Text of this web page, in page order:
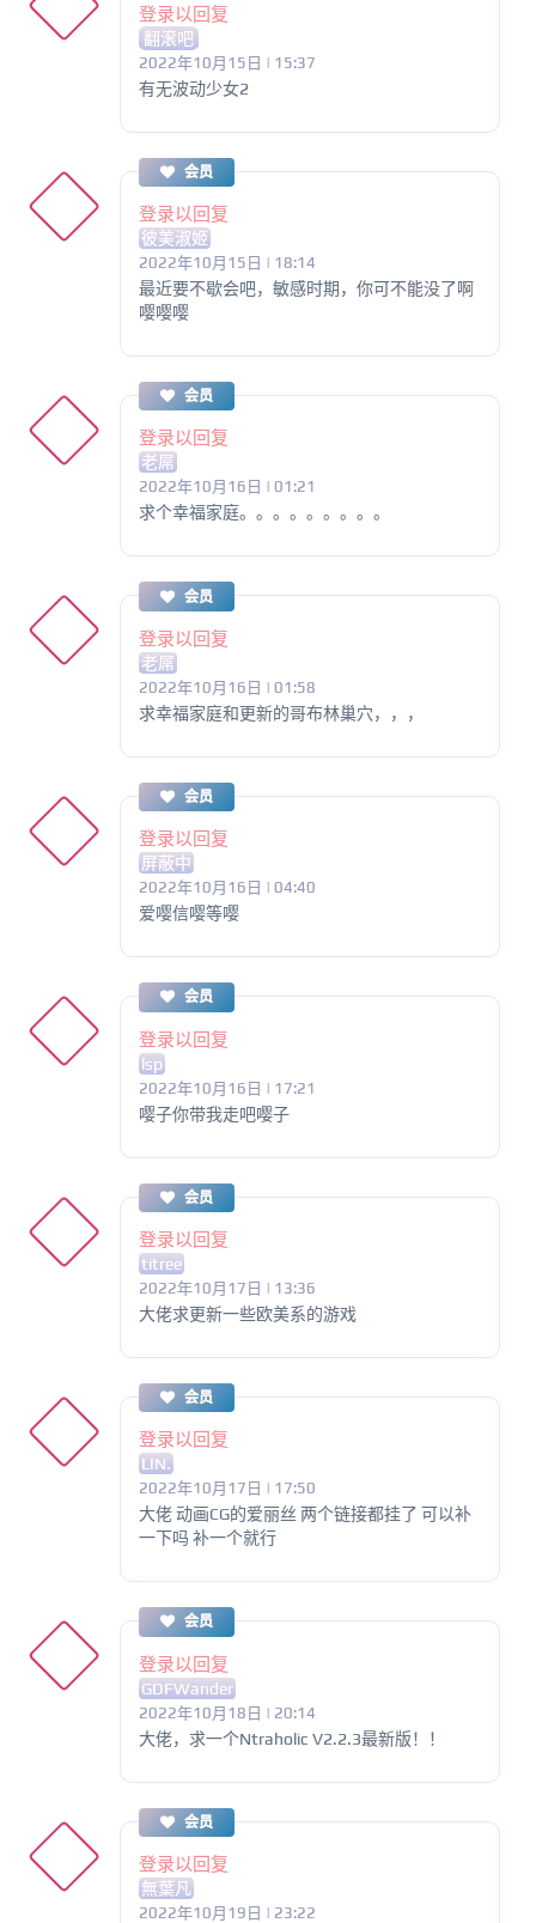
登录以回复
翻滚吧
2022年10月15日 | 15:37
有无波动少女2
会员
登录以回复
彼美淑姬
2022年10月15日 | 18:14
最近要不歇会吧，敏感时期，你可不能没了啊
嘤嘤嘤
会员
登录以回复
老屌
2022年10月16日 | 01:21
求个幸福家庭。。。。。。。。。
会员
登录以回复
老屌
2022年10月16日 | 01:58
求幸福家庭和更新的哥布林巢穴，，，
会员
登录以回复
屏蔽中
2022年10月16日 | 04:40
爱嘤信嘤等嘤
会员
登录以回复
lsp
2022年10月16日 | 17:21
嘤子你带我走吧嘤子
会员
登录以回复
titree
2022年10月17日 | 13:36
大佬求更新一些欧美系的游戏
会员
登录以回复
LIN.
2022年10月17日 | 17:50
大佬 动画CG的爱丽丝 两个链接都挂了 可以补
一下吗 补一个就行
会员
登录以回复
GDFWander
2022年10月18日 | 20:14
大佬，求一个Ntraholic V2.2.3最新版！！
会员
登录以回复
無葉凡
2022年10月19日 | 23:22